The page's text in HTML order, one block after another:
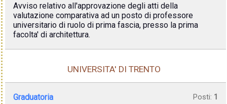
Avviso relativo all'approvazione degli atti della
valutazione comparativa ad un posto di professore
universitario di ruolo di prima fascia, presso la prima
facolta' di architettura.
UNIVERSITA' DI TRENTO
Graduatoria Posti: 1